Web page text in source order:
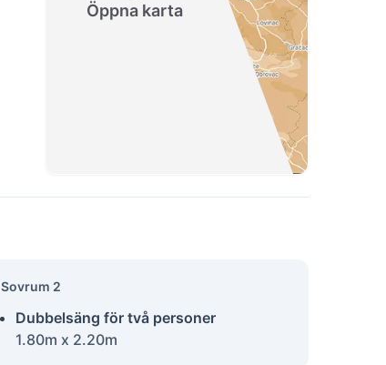
Öppna karta
Sovrum 2
Dubbelsäng för två personer
1.80m x 2.20m